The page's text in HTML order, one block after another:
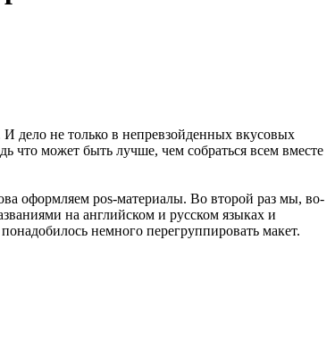
И дело не только в непревзойденных вкусовых
что может быть лучше, чем собраться всем вместе
оформляем pos-материалы. Во второй раз мы, во-
на английском и русском языках и
немного перегруппировать макет.